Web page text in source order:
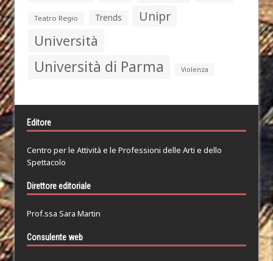
Teatro Regio Trends Unipr
Università
Università di Parma Violenza
Editore
Centro per le Attività e le Professioni delle Arti e dello
Spettacolo
Direttore editoriale
Prof.ssa Sara Martin
Consulente web